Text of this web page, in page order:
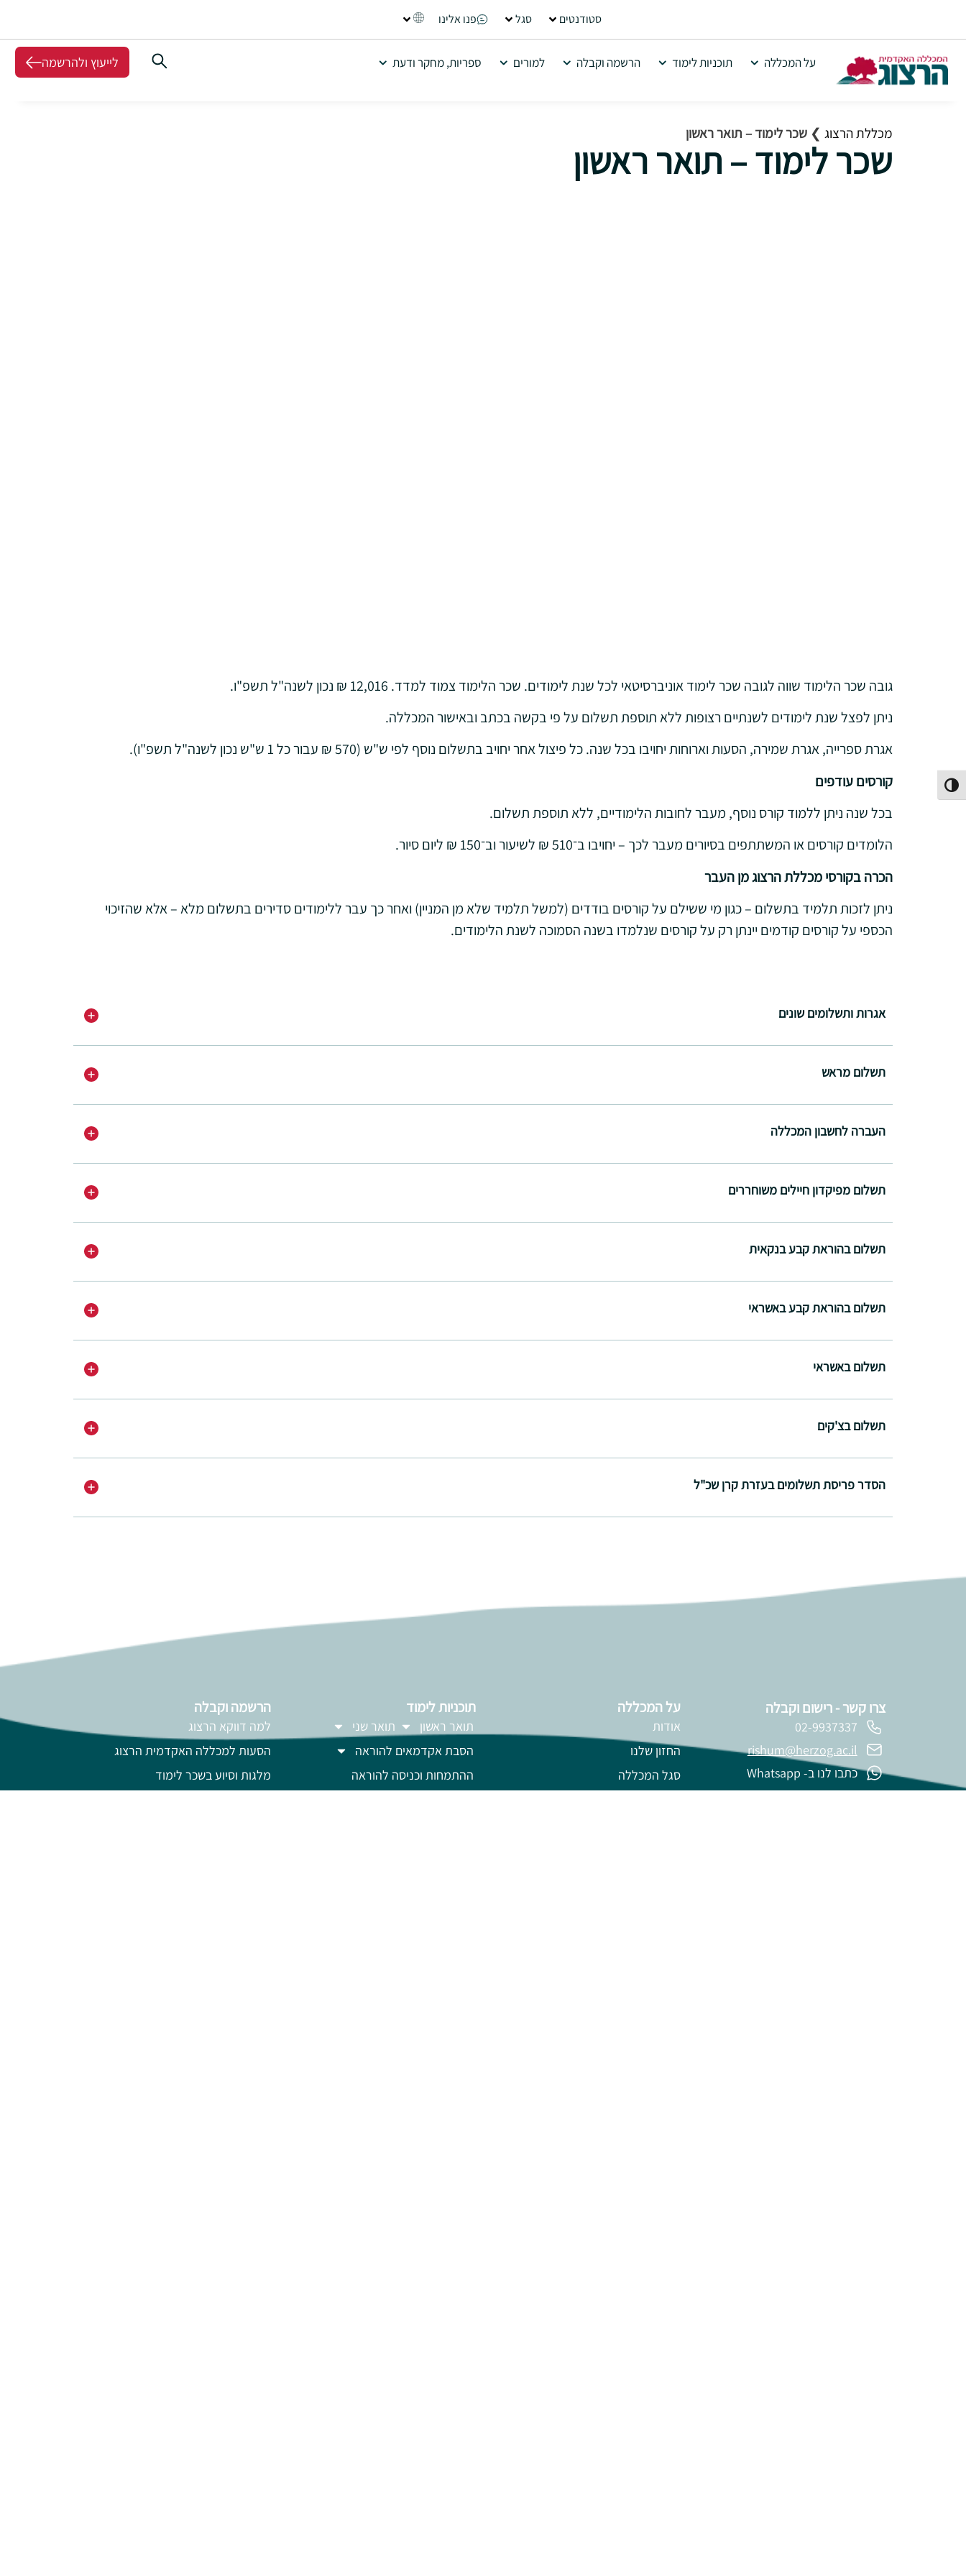
הפעל/כבה ניגודיות גבוהה
סטודנטים סגל פנו אלינו
על המכללה תוכניות לימוד הרשמה וקבלה למורים ספריות, מחקר ודעת לייעוץ ולהרשמה
שכר לימוד – תואר ראשון
מכללת הרצוג ❯ שכר לימוד – תואר ראשון
גובה שכר הלימוד שווה לגובה שכר לימוד אוניברסיטאי לכל שנת לימודים. שכר הלימוד צמוד למדד. 12,016 ₪ נכון לשנה"ל תשפ"ו.
ניתן לפצל שנת לימודים לשנתיים רצופות ללא תוספת תשלום על פי בקשה בכתב ובאישור המכללה.
אגרת ספרייה, אגרת שמירה, הסעות וארוחות יחויבו בכל שנה. כל פיצול אחר יחויב בתשלום נוסף לפי ש"ש (570 ₪ עבור כל 1 ש"ש נכון לשנה"ל תשפ"ו).
קורסים עודפים
בכל שנה ניתן ללמוד קורס נוסף, מעבר לחובות הלימודיים, ללא תוספת תשלום.
הלומדים קורסים או המשתתפים בסיורים מעבר לכך – יחויבו ב־510 ₪ לשיעור וב־150 ₪ ליום סיור.
הכרה בקורסי מכללת הרצוג מן העבר
ניתן לזכות תלמיד בתשלום – כגון מי ששילם על קורסים בודדים (למשל תלמיד שלא מן המניין) ואחר כך עבר ללימודים סדירים בתשלום מלא – אלא שהזיכוי
הכספי על קורסים קודמים יינתן רק על קורסים שנלמדו בשנה הסמוכה לשנת הלימודים.
אגרות ותשלומים שונים
תשלום מראש
העברה לחשבון המכללה
תשלום מפיקדון חיילים משוחררים
תשלום בהוראת קבע בנקאית
תשלום בהוראת קבע באשראי
תשלום באשראי
תשלום בצ'קים
הסדר פריסת תשלומים בעזרת קרן שכ"ל
צרו קשר - רישום וקבלה
02-9937337
rishum@herzog.ac.il
כתבו לנו ב- Whatsapp
הצהרת נגישות
על המכללה
אודות
החזון שלנו
סגל המכללה
תוכניות לימוד
תואר ראשון
תואר שני
הסבת אקדמאים להוראה
ההתמחות וכניסה להוראה
הרשמה וקבלה
למה דווקא הרצוג
הסעות למכללה האקדמית הרצוג
מלגות וסיוע בשכר לימוד